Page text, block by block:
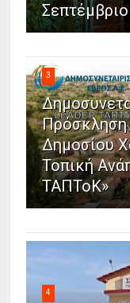
Σεπτέμβριο
3
Δημοσίου
Τοπική
ΤΑΠΤοΚ»
4